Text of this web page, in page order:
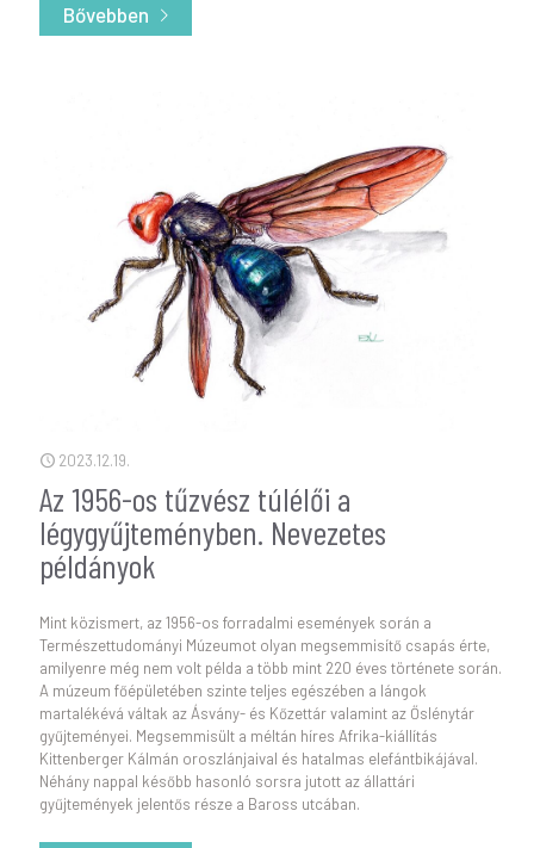
Bővebben
- Ragadozó falevelek és kalapácsfejűek – a
2023.12.19.
Az 1956-os tűzvész túlélői a
légygyűjteményben. Nevezetes
példányok
Mint közismert, az 1956-os forradalmi események során a
Természettudományi Múzeumot olyan megsemmisítő csapás érte,
amilyenre még nem volt példa a több mint 220 éves története során.
A múzeum főépületében szinte teljes egészében a lángok
martalékévá váltak az Ásvány- és Kőzettár valamint az Őslénytár
gyűjteményei. Megsemmisült a méltán híres Afrika-kiállítás
Kittenberger Kálmán oroszlánjaival és hatalmas elefántbikájával.
Néhány nappal később hasonló sorsra jutott az állattári
gyűjtemények jelentős része a Baross utcában.